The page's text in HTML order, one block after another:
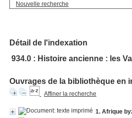
Nouvelle recherche
Détail de l'indexation
934.0 : Histoire ancienne : les
Ouvrages de la bibliothèque en
Affiner la recherche
1. Afrique